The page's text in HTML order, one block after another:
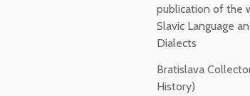
publication of the
Slavic Language
Dialects
Bratislava
History)